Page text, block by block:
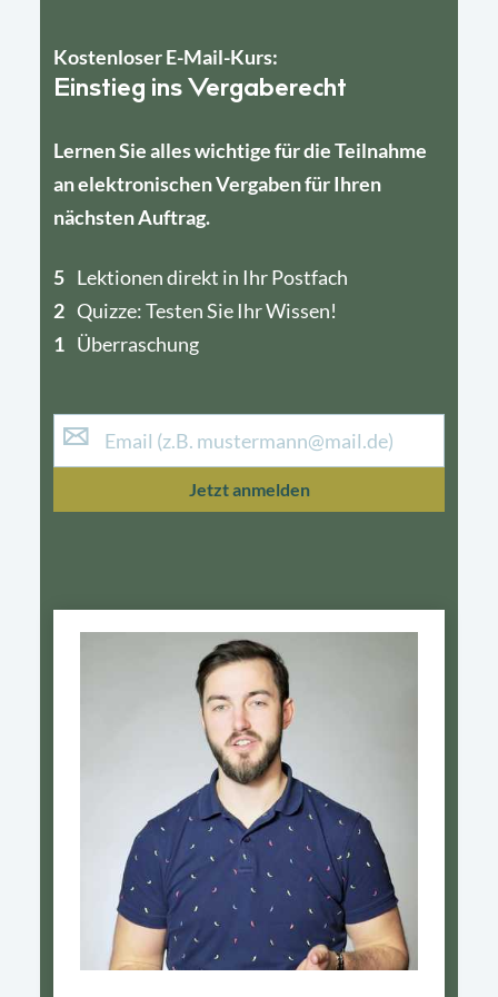
Kostenloser E-Mail-Kurs:
Einstieg ins Vergaberecht
Lernen Sie alles wichtige für die Teilnahme
an elektronischen Vergaben für Ihren
nächsten Auftrag.
5 Lektionen direkt in Ihr Postfach
2 Quizze: Testen Sie Ihr Wissen!
1 Überraschung
4
1
Jetzt anmelden